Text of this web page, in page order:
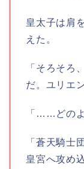
皇太子は肩
えた。
「そろそろ
だ。ユリエ
「……どの
「蒼天騎士
皇宮へ攻め